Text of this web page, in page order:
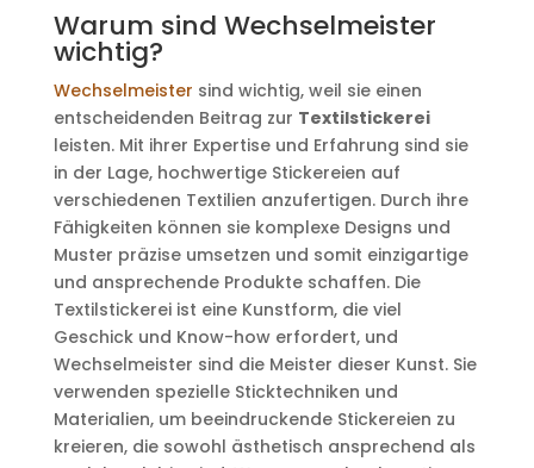
Warum sind Wechselmeister
wichtig?
Wechselmeister sind wichtig, weil sie einen
entscheidenden Beitrag zur Textilstickerei
leisten. Mit ihrer Expertise und Erfahrung sind sie
in der Lage, hochwertige Stickereien auf
verschiedenen Textilien anzufertigen. Durch ihre
Fähigkeiten können sie komplexe Designs und
Muster präzise umsetzen und somit einzigartige
und ansprechende Produkte schaffen. Die
Textilstickerei ist eine Kunstform, die viel
Geschick und Know-how erfordert, und
Wechselmeister sind die Meister dieser Kunst. Sie
verwenden spezielle Sticktechniken und
Materialien, um beeindruckende Stickereien zu
kreieren, die sowohl ästhetisch ansprechend als